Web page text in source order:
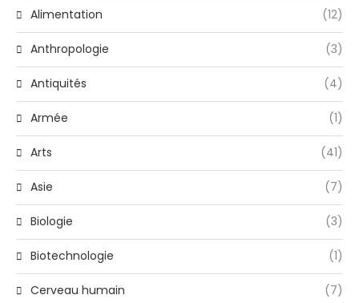
Alimentation (12)
Anthropologie (3)
Antiquités (4)
Armée (1)
Arts (41)
Asie (7)
Biologie (3)
Biotechnologie (1)
Cerveau humain (7)